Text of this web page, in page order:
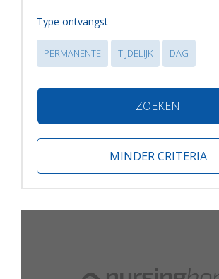
Type ontvangst
PERMANENTE TIJDELIJK DAG
ZOEKEN
MINDER CRITERIA